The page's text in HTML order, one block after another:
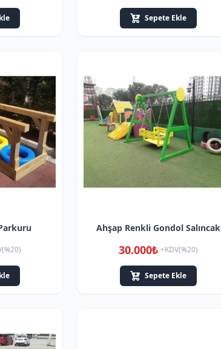
Sepete Ekle
Ahşap Renkli Gondol Salıncak
30.000₺ +KDV(%20)
Sepete Ekle